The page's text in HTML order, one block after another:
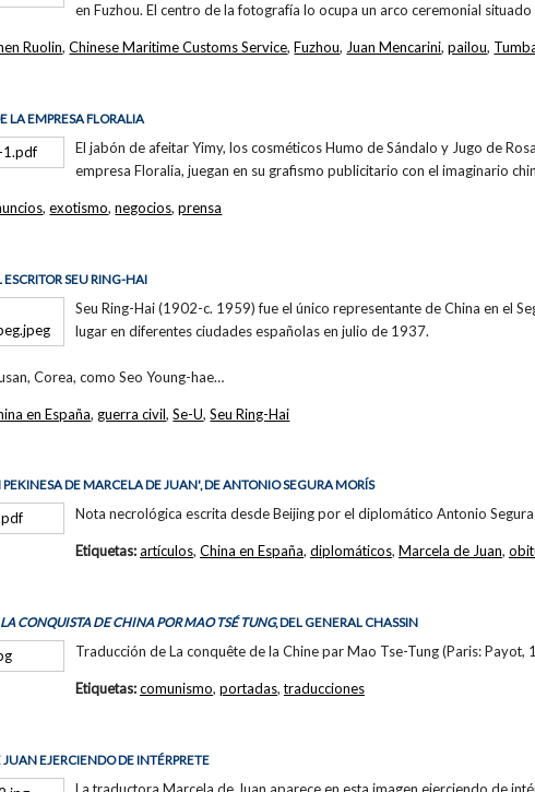
en Fuzhou. El centro de la fotografía lo ocupa un arco ceremonial
Ruolin,Chinese Maritime Customs Service,Fuzhou, Juan Mencarini,pailou,
LA EMPRESA FLORALIA
El jabón de afeitar Yimy, los cosméticos Humo de Sándalo y Jugo de
empresa Floralia, juegan en su grafismo publicitario con el imaginario
,exotismo,negocios,prensa
ESCRITOR SEU RING-HAI
Seu Ring-Hai (1902-c. 1959) fue el único representante de China en el
lugar en diferentes ciudades españolas en julio de 1937.
Corea, como Seo Young-hae…
en España, guerra civil,Se-U,Seu Ring-Hai
DE MARCELA DE JUAN', DE ANTONIO SEGURA MORÍS
Nota necrológica escrita desde Beijing por el diplomático Antonio
Etiquetas:artículos, China en España, diplomáticos, Marcela de Juan,
LA CONQUISTA DE CHINA POR MAO TSÉ TUNG, DEL GENERAL CHASSIN
Traducción de La conquête de la Chine par Mao Tse-Tung (Paris:
Etiquetas:comunismo, portadas,traducciones
EJERCIENDO DE INTÉRPRETE